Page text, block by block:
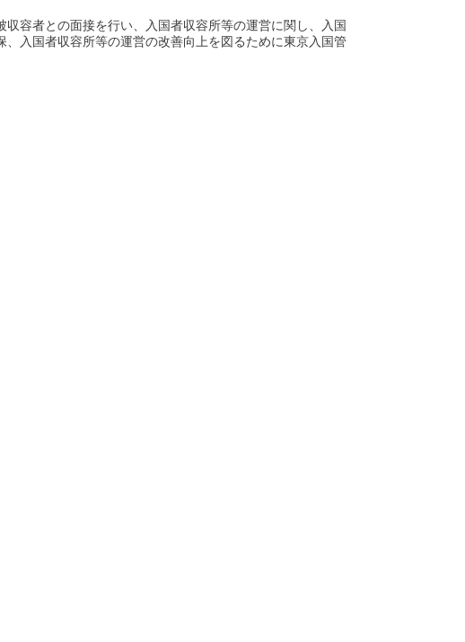
容者との面接を行い、入国者収容所等の運営に関し、入国
入国者収容所等の運営の改善向上を図るために東京入国管